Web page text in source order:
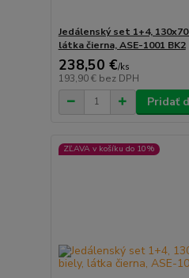
Jedálenský set 1+4,
látka čierna, ASE-1001 BK2
238,50 €/ks
193,90 € bez DPH
Pridať
ZĽAVA v košíku do 10%